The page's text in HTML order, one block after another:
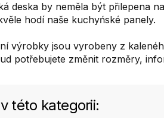
deska by neměla být přilepena
hodí naše kuchyńské panely.
výrobky jsou vyrobeny z
potřebujete změnit rozměry,
této kategorii: